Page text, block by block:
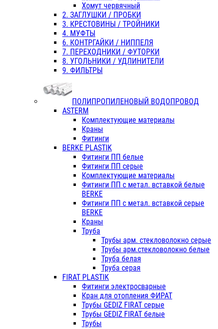
Хомут червячный
2. ЗАГЛУШКИ / ПРОБКИ
3. КРЕСТОВИНЫ / ТРОЙНИКИ
4. МУФТЫ
6. КОНТРГАЙКИ / НИППЕЛЯ
7. ПЕРЕХОДНИКИ / ФУТОРКИ
8. УГОЛЬНИКИ / УДЛИНИТЕЛИ
9. ФИЛЬТРЫ
ПОЛИПРОПИЛЕНОВЫЙ ВОДОПРОВОД
ASTERM
Комплектующие материалы
Краны
Фитинги
BERKE PLASTIK
Фитинги ПП белые
Фитинги ПП серые
Комплектующие материалы
Фитинги ПП с метал. вставкой белые
BERKE
Фитинги ПП с метал. вставкой серые
BERKE
Краны
Труба
Трубы арм. стекловолокно серые
Трубы арм.стекловолокно белые
Труба белая
Труба серая
FIRAT PLASTIK
Фитинги электросварные
Кран для отопления ФИРАТ
Трубы GEDIZ FIRAT серые
Трубы GEDIZ FIRAT белые
Трубы